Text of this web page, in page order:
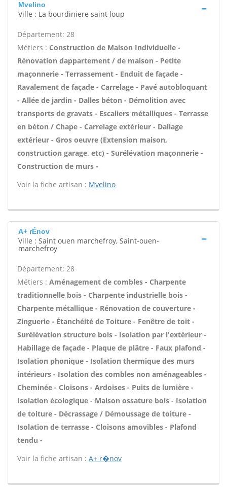
Mvelino
Ville : La bourdiniere saint loup
Département: 28
Métiers : Construction de Maison Individuelle -
Rénovation dappartement / de maison - Petite
maçonnerie - Terrassement - Enduit de façade -
Ravalement de façade - Carrelage - Pavé autobloquant
- Allée de jardin - Dalles béton - Démolition avec
transports de gravats - Escaliers métalliques - Terrasse
en béton / Chape - Carrelage extérieur - Dallage
extérieur - Gros oeuvre (Extension maison,
construction garage, etc) - Surélévation maçonnerie -
Construction de murs -
Voir la fiche artisan : Mvelino
A+ rÉnov
Ville : Saint ouen marchefroy, Saint-ouen-
marchefroy
Département: 28
Métiers : Aménagement de combles - Charpente
traditionnelle bois - Charpente industrielle bois -
Charpente métallique - Rénovation de couverture -
Zinguerie - Étanchéité de Toiture - Fenêtre de toit -
Surélévation structure bois - Isolation par l'extérieur -
Habillage de façade - Plaque de plâtre - Faux plafond -
Isolation phonique - Isolation thermique des murs
intérieurs - Isolation des combles non aménageables -
Cheminée - Cloisons - Ardoises - Puits de lumière -
Isolation écologique - Maison ossature bois - Isolation
de toiture - Décrassage / Démoussage de toiture -
Isolation de terrasse - Cloisons amovibles - Plafond
tendu -
Voir la fiche artisan : A+ r�nov